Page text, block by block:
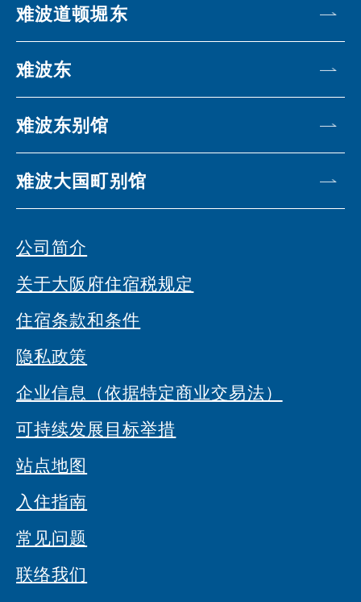
难波道顿堀东
难波东
难波东别馆
难波大国町别馆
公司简介
关于大阪府住宿税规定
住宿条款和条件
隐私政策
企业信息（依据特定商业交易法）
可持续发展目标举措
站点地图
入住指南
常见问题
联络我们